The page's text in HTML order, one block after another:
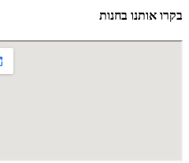
בקרו אותנו בחנות